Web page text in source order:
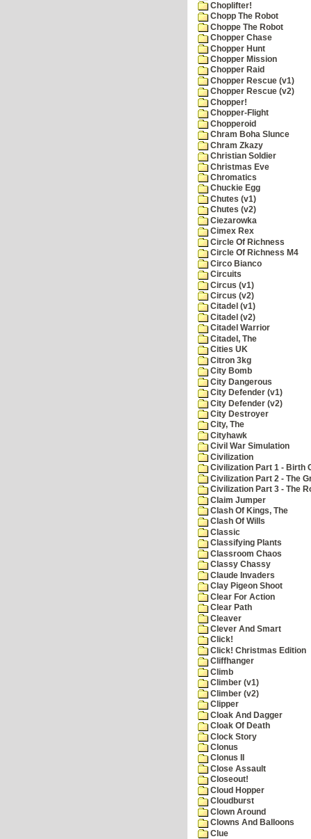
Choplifter!
Chopp The Robot
Choppe The Robot
Chopper Chase
Chopper Hunt
Chopper Mission
Chopper Raid
Chopper Rescue (v1)
Chopper Rescue (v2)
Chopper!
Chopper-Flight
Chopperoid
Chram Boha Slunce
Chram Zkazy
Christian Soldier
Christmas Eve
Chromatics
Chuckie Egg
Chutes (v1)
Chutes (v2)
Ciezarowka
Cimex Rex
Circle Of Richness
Circle Of Richness M4
Circo Bianco
Circuits
Circus (v1)
Circus (v2)
Citadel (v1)
Citadel (v2)
Citadel Warrior
Citadel, The
Cities UK
Citron 3kg
City Bomb
City Dangerous
City Defender (v1)
City Defender (v2)
City Destroyer
City, The
Cityhawk
Civil War Simulation
Civilization
Civilization Part 1 - Birth
Civilization Part 2 - The
Civilization Part 3 - The
Claim Jumper
Clash Of Kings, The
Clash Of Wills
Classic
Classifying Plants
Classroom Chaos
Classy Chassy
Claude Invaders
Clay Pigeon Shoot
Clear For Action
Clear Path
Cleaver
Clever And Smart
Click!
Click! Christmas Edition
Cliffhanger
Climb
Climber (v1)
Climber (v2)
Clipper
Cloak And Dagger
Cloak Of Death
Clock Story
Clonus
Clonus II
Close Assault
Closeout!
Cloud Hopper
Cloudburst
Clown Around
Clowns And Balloons
Clue